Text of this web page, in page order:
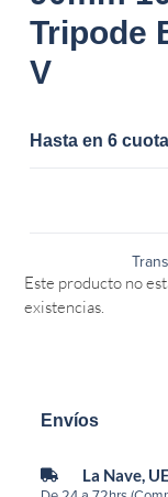
Tripode
V
Hasta en 6
Este producto no
existencias.
Envíos
La Nave,